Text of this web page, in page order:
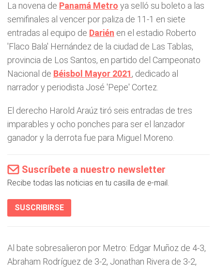
La novena de Panamá Metro ya selló su boleto a las
semifinales al vencer por paliza de 11-1 en siete
entradas al equipo de Darién en el estadio Roberto
'Flaco Bala' Hernández de la ciudad de Las Tablas,
provincia de Los Santos, en partido del Campeonato
Nacional de Béisbol Mayor 2021, dedicado al
narrador y periodista José 'Pepe' Cortez.
El derecho Harold Araúz tiró seis entradas de tres
imparables y ocho ponches para ser el lanzador
ganador y la derrota fue para Miguel Moreno.
Suscríbete a nuestro newsletter
Recibe todas las noticias en tu casilla de e-mail.
SUSCRIBIRSE
Al bate sobresalieron por Metro: Edgar Muñoz de 4-3,
Abraham Rodríguez de 3-2, Jonathan Rivera de 3-2,